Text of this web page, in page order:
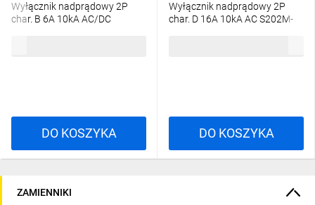
Wyłącznik nadprądowy 2P
char. B 6A 10kA AC/DC
DO KOSZYKA
Wyłącznik nadprądowy 2P
char. D 16A 10kA AC S202M-
DO KOSZYKA
ZAMIENNIKI